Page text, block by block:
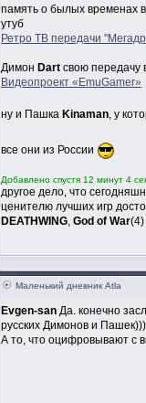
память о былых временах
утуб
Ретро ТВ передачи
Димон Dart свою передачу
Видеопроект «EmuGamer»
ну и Пашка Kinaman, у
все они из России
Добавлено спустя 12 минут 4
другое дело, что
ценителю лучших игр
DEATHWING, God of War
Маленький дневник Atla
Evgen-san Да. конечно
русских Димонов и Пашек)))
А то, что оцифровывают с